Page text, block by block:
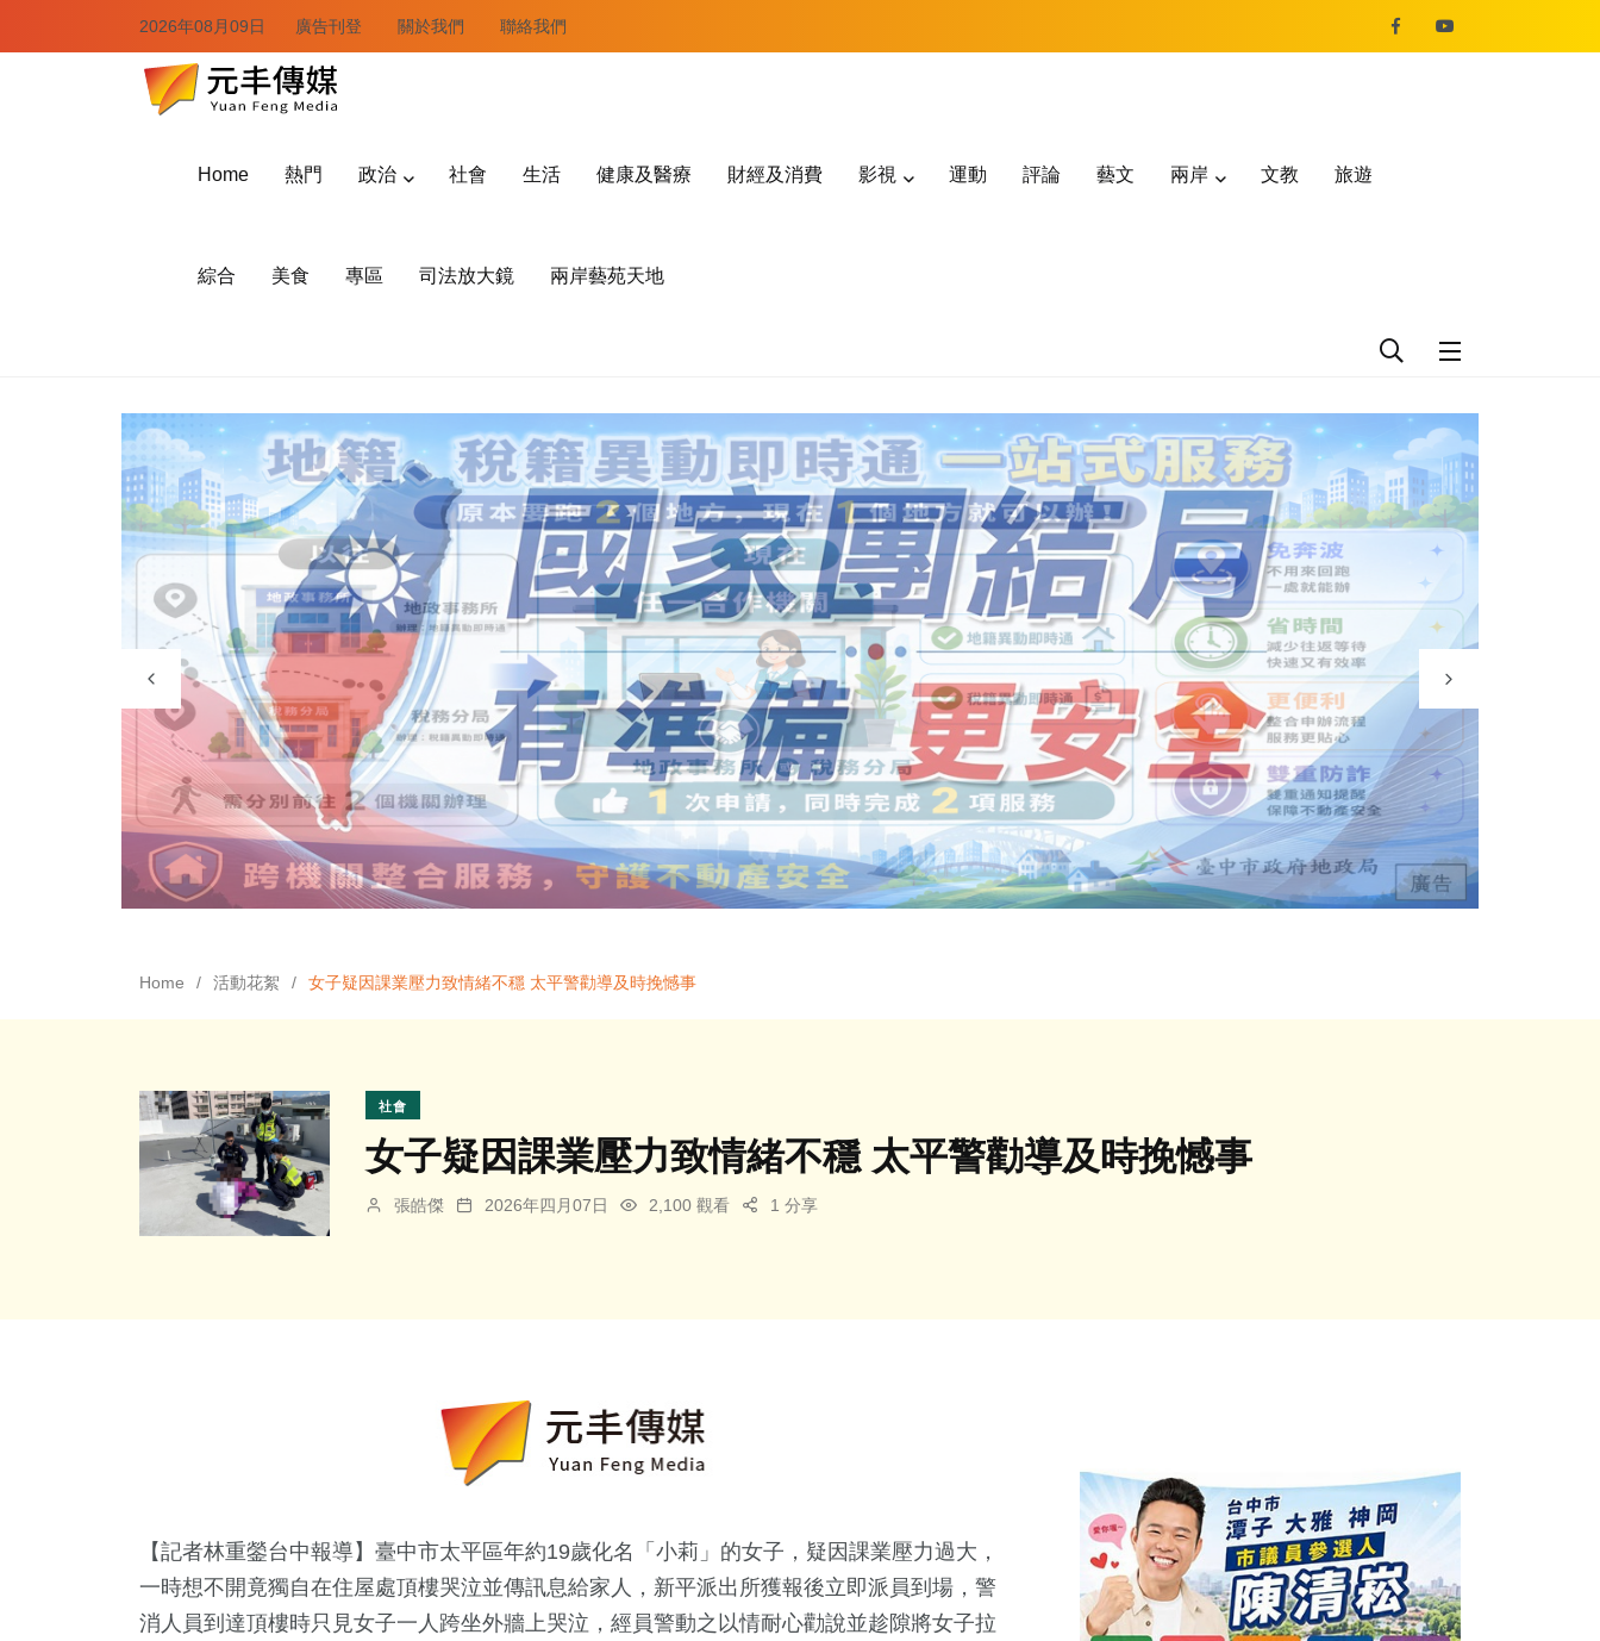
2026年08月09日 廣告刊登 關於我們 聯絡我們
Home 熱門 政治 社會 生活 健康及醫療 財經及消費 影視 運動 評論 藝文 兩岸 文教 旅遊
綜合 美食 專區 司法放大鏡 兩岸藝苑天地
Home 活動花絮 女子疑因課業壓力致情緒不穩 太平警勸導及時挽憾事
社會
女子疑因課業壓力致情緒不穩 太平警勸導及時挽憾事
張皓傑 2026年四月07日 2,100 觀看 1 分享
【記者林重鎣台中報導】臺中市太平區年約19歲化名「小莉」的女子，疑因課業壓力過大，
一時想不開竟獨自在住屋處頂樓哭泣並傳訊息給家人，新平派出所獲報後立即派員到場，警
消人員到達頂樓時只見女子一人跨坐外牆上哭泣，經員警動之以情耐心勸說並趁隙將女子拉